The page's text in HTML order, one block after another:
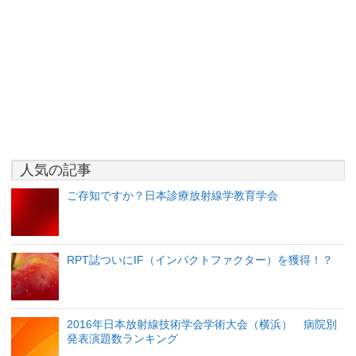
人気の記事
ご存知ですか？日本診療放射線学教育学会
RPT誌ついにIF（インパクトファクター）を獲得！？
2016年日本放射線技術学会学術大会（横浜） 病院別
発表演題数ランキング